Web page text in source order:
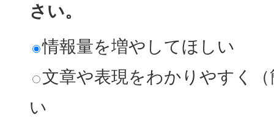
さい。
情報量を増やしてほしい
文章や表現をわかりやすく
い